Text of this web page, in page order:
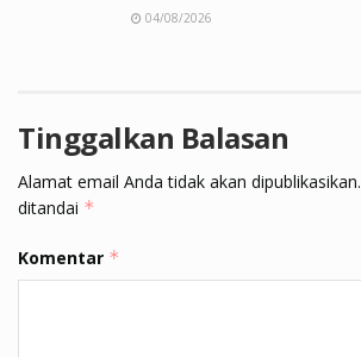
04/08/2026
Tinggalkan Balasan
Alamat email Anda tidak akan dipublikasikan.
ditandai *
Komentar *